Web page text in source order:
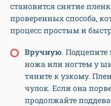
становится снятие
проверенных способа,
процесс простым и
Вручную.
ножа или ногтем у
тяните к узкому.
чулок. Если она
продолжайте